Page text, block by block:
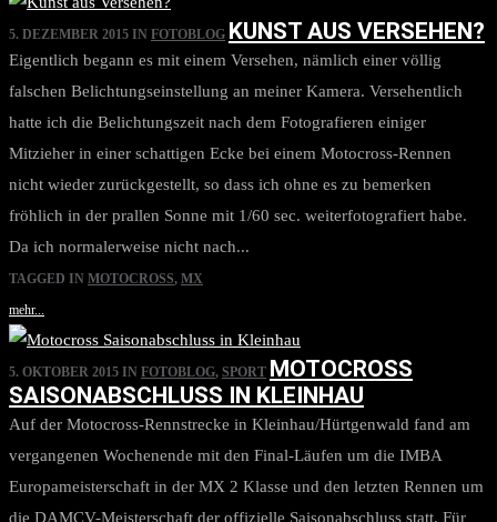
5. DEZEMBER 2015 IN FOTOBLOG KUNST AUS VERSEHEN?
Eigentlich begann es mit einem Versehen, nämlich einer völlig
falschen Belichtungseinstellung an meiner Kamera. Versehentlich
hatte ich die Belichtungszeit nach dem Fotografieren einiger
Mitzieher in einer schattigen Ecke bei einem Motocross-Rennen
nicht wieder zurückgestellt, so dass ich ohne es zu bemerken
fröhlich in der prallen Sonne mit 1/60 sec. weiterfotografiert habe.
Da ich normalerweise nicht nach...
TAGGED IN MOTOCROSS, MX
mehr...
5. OKTOBER 2015 IN FOTOBLOG, SPORT MOTOCROSS
SAISONABSCHLUSS IN KLEINHAU
Auf der Motocross-Rennstrecke in Kleinhau/Hürtgenwald fand am
vergangenen Wochenende mit den Final-Läufen um die IMBA
Europameisterschaft in der MX 2 Klasse und den letzten Rennen um
die DAMCV-Meisterschaft der offizielle Saisonabschluss statt. Für